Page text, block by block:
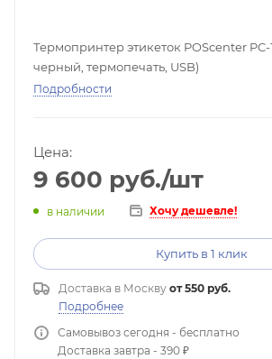
Термопринтер этикеток POScenter PC-
черный, термопечать, USB)
Подробности
Цена:
9 600 руб./шт
в наличии Хочу дешевле!
Купить в 1 клик
Доставка в Москву от 550 руб.
Подробнее
Самовывоз сегодня - бесплатно
Доставка завтра - 390 ₽